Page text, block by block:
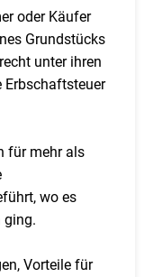
oder Käufer
Grundstücks
unter ihren
Erbschaftsteuer
für mehr als
wo es
ging.
Vorteile für